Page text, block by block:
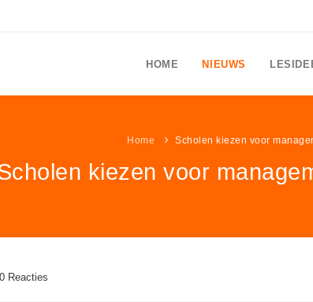
HOME NIEUWS
Home Scholen kiezen voor
kiezen voor
0 Reacties